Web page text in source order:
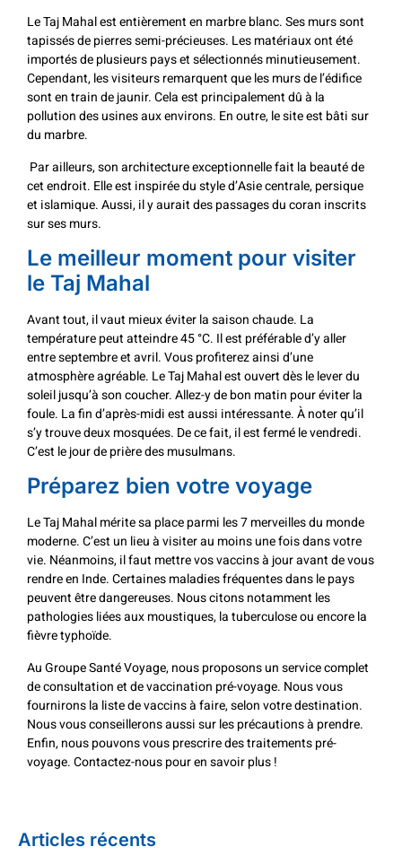
Le Taj Mahal est entièrement en marbre blanc. Ses murs sont
tapissés de pierres semi-précieuses. Les matériaux ont été
importés de plusieurs pays et sélectionnés minutieusement.
Cependant, les visiteurs remarquent que les murs de l’édifice
sont en train de jaunir. Cela est principalement dû à la
pollution des usines aux environs. En outre, le site est bâti sur
du marbre.
Par ailleurs, son architecture exceptionnelle fait la beauté de
cet endroit. Elle est inspirée du style d’Asie centrale, persique
et islamique. Aussi, il y aurait des passages du coran inscrits
sur ses murs.
Le meilleur moment pour visiter
le Taj Mahal
Avant tout, il vaut mieux éviter la saison chaude. La
température peut atteindre 45 °C. Il est préférable d’y aller
entre septembre et avril. Vous profiterez ainsi d’une
atmosphère agréable. Le Taj Mahal est ouvert dès le lever du
soleil jusqu’à son coucher. Allez-y de bon matin pour éviter la
foule. La fin d’après-midi est aussi intéressante. À noter qu’il
s’y trouve deux mosquées. De ce fait, il est fermé le vendredi.
C’est le jour de prière des musulmans.
Préparez bien votre voyage
Le Taj Mahal mérite sa place parmi les 7 merveilles du monde
moderne. C’est un lieu à visiter au moins une fois dans votre
vie. Néanmoins, il faut mettre vos vaccins à jour avant de vous
rendre en Inde. Certaines maladies fréquentes dans le pays
peuvent être dangereuses. Nous citons notamment les
pathologies liées aux moustiques, la tuberculose ou encore la
fièvre typhoïde.
Au Groupe Santé Voyage, nous proposons un service complet
de consultation et de vaccination pré-voyage. Nous vous
fournirons la liste de vaccins à faire, selon votre destination.
Nous vous conseillerons aussi sur les précautions à prendre.
Enfin, nous pouvons vous prescrire des traitements pré-
voyage. Contactez-nous pour en savoir plus !
Articles récents